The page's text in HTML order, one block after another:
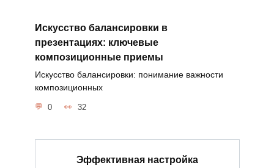
Искусство балансировки в
презентациях: ключевые
композиционные приемы
Искусство балансировки: понимание важности
композиционных
0 32
Эффективная настройка